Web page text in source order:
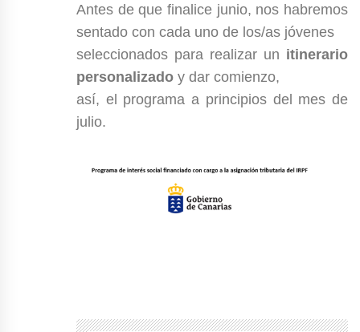
Antes de que finalice junio, nos habremos
sentado con cada uno de los/as jóvenes
seleccionados para realizar un itinerario
personalizado y dar comienzo,
así, el programa a principios del mes de
julio.